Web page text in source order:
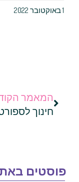
המאמר הקודם
באתר